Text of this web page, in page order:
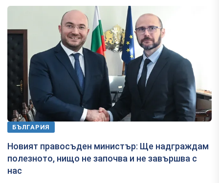
БЪЛГАРИЯ
Новият правосъден министър: Ще надграждам
полезното, нищо не започва и не завършва с
нас